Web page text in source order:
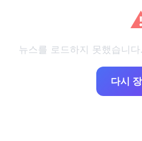
뉴스를 로드하지 못했습니
다시